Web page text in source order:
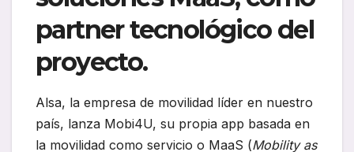
partner tecnológico del
proyecto.
Alsa, la empresa de movilidad líder en nuestro
país, lanza Mobi4U, su propia app basada en
la movilidad como servicio o MaaS (Mobility as